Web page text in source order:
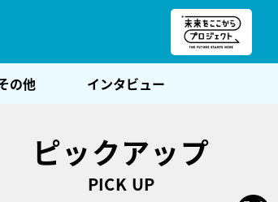
の他 インタビュー
ピックアップ
PICK UP